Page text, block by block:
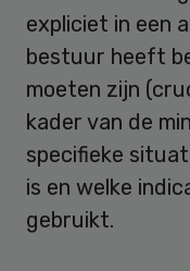
expliciet in een
bestuur heeft
moeten zijn
kader van de
specifieke
is en welke
gebruikt.